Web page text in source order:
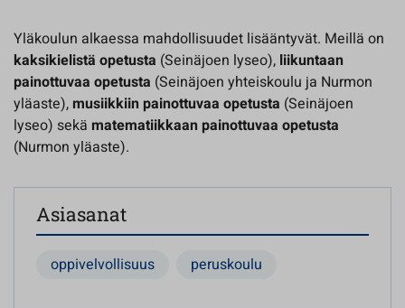
Yläkoulun alkaessa mahdollisuudet lisääntyvät. Meillä on
kaksikielistä opetusta (Seinäjoen lyseo), liikuntaan
painottuvaa opetusta (Seinäjoen yhteiskoulu ja Nurmon
yläaste), musiikkiin painottuvaa opetusta (Seinäjoen
lyseo) sekä matematiikkaan painottuvaa opetusta
(Nurmon yläaste).
Asiasanat
oppivelvollisuus peruskoulu